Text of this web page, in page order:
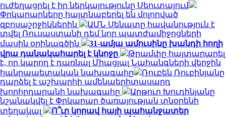
ուժեղացրել է իր ներկայությունը Սեուտայում
Փրկարարները հայտնաբերել են մոլորված
զբոսաշրջիկներին
ԱՄՆ Սենատը հավանություն է
տվել Ռուսաստանի դեմ նոր պատժամիջոցների
մասին օրինագծին
31-ամյա ամուսինը խանդի հողի
վրա դանակահարել է կնոջը
Թրամփը հայտարարել
է, որ կարող է դառնալ Միացյալ Նահանգների վերջին
հանրապետական ​​նախագահը
Ռուբեն Ռուբինյանը
դարձել է աշխարհի ամենաերիտասարդ
խորհրդարանի նախագահը
Արթուր Խուդինյանը
նշանակվել է Փրկարար ծառայության տնօրենի
տեղակալ
Ո՞ւր կորավ հայի պահանջատեր